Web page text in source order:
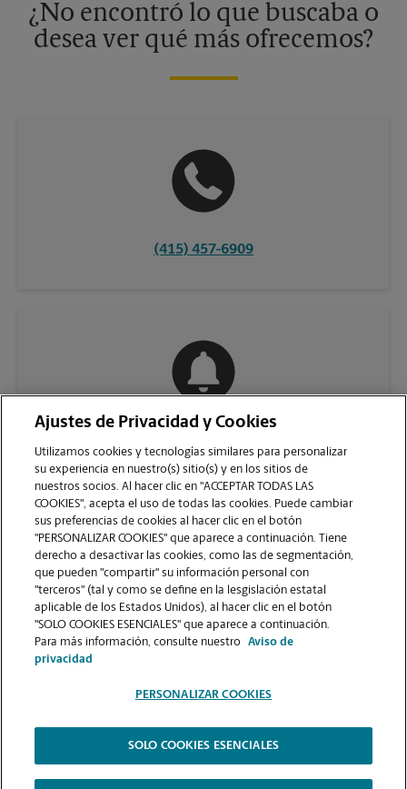
¿No encontró lo que buscaba o
desea ver qué más ofrecemos?
(415) 457-6909
VER LA PÁGINA DE LA TIENDA
2026.
The UPS Store | Aviso de Privacidad | Términos de Uso del Sitio Web |
Contraste Alto
Ajustes de Privacidad y Cookies
Utilizamos cookies y tecnologías similares para personalizar
su experiencia en nuestro(s) sitio(s) y en los sitios de
nuestros socios. Al hacer clic en "ACCEPTAR TODAS LAS
COOKIES", acepta el uso de todas las cookies. Puede cambiar
sus preferencias de cookies al hacer clic en el botón
"PERSONALIZAR COOKIES" que aparece a continuación. Tiene
derecho a desactivar las cookies, como las de segmentación,
que pueden "compartir" su información personal con
"terceros" (tal y como se define en la lesgislación estatal
aplicable de los Estados Unidos), al hacer clic en el botón
"SOLO COOKIES ESENCIALES" que aparece a continuación.
Para más información, consulte nuestro
Aviso de
privacidad
PERSONALIZAR COOKIES
SOLO COOKIES ESENCIALES